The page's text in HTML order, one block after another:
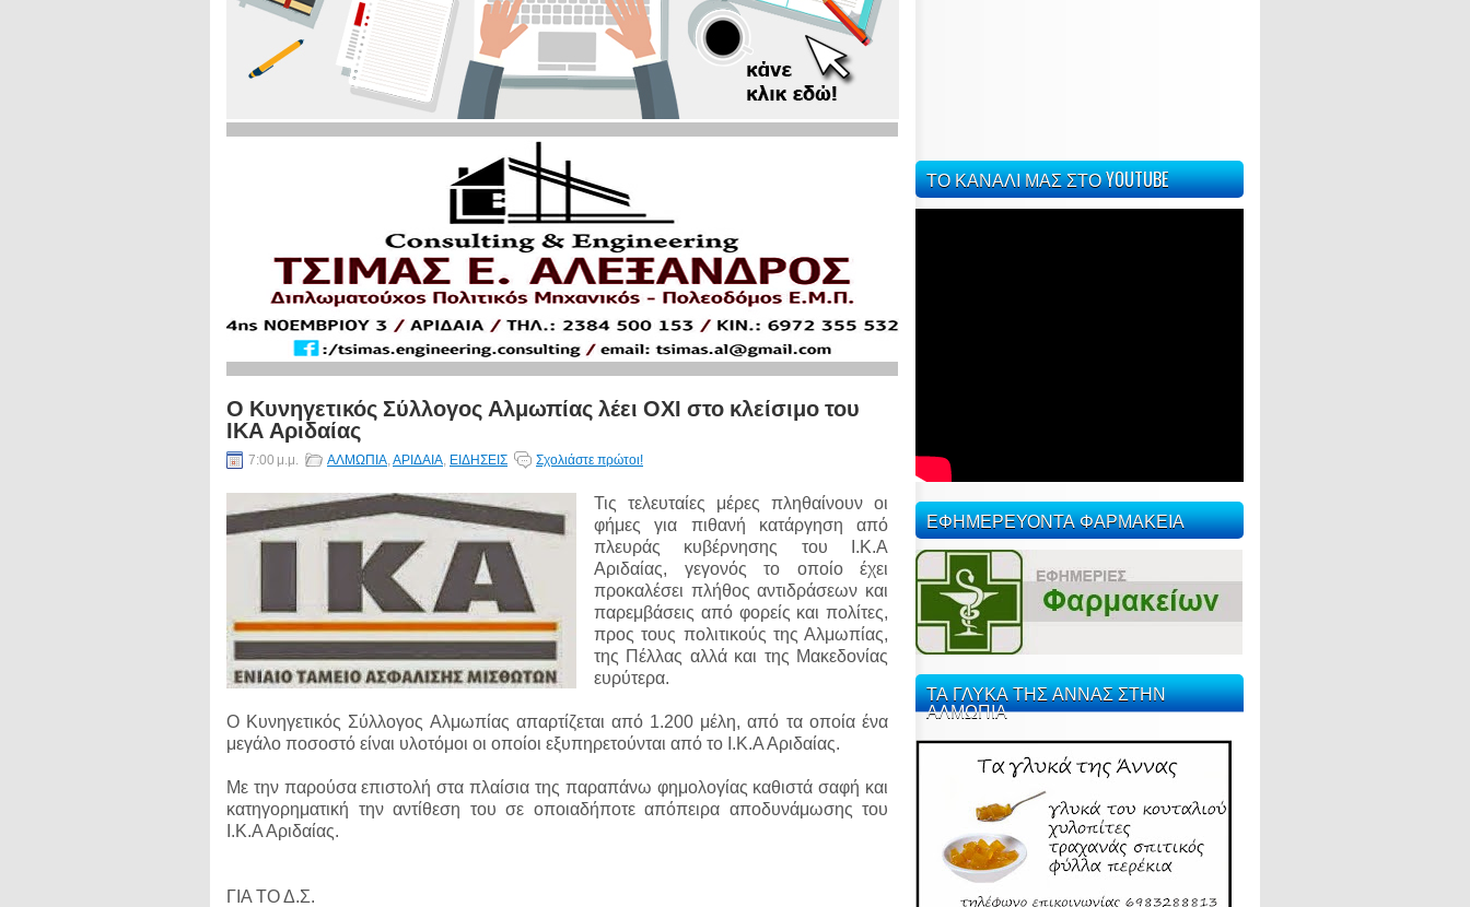
Ο Κυνηγετικός Σύλλογος Αλμωπίας λέει ΟΧΙ στο κλείσιμο του
ΙΚΑ Αριδαίας
7:00 μ.μ. ΑΛΜΩΠΙΑ,ΑΡΙΔΑΙΑ, ΕΙΔΗΣΕΙΣ Σχολιάστε πρώτοι!
Τις τελευταίες μέρες πληθαίνουν οι
φήμες για πιθανή κατάργηση από
πλευράς κυβέρνησης του Ι.Κ.Α
Αριδαίας, γεγονός το οποίο έχει
προκαλέσει πλήθος αντιδράσεων και
παρεμβάσεις από φορείς και πολίτες,
προς τους πολιτικούς της Αλμωπίας,
της Πέλλας αλλά και της Μακεδονίας
ευρύτερα.
Ο Κυνηγετικός Σύλλογος Αλμωπίας απαρτίζεται από 1.200 μέλη, από τα οποία ένα
μεγάλο ποσοστό είναι υλοτόμοι οι οποίοι εξυπηρετούνται από το Ι.Κ.Α Αριδαίας.
Με την παρούσα επιστολή στα πλαίσια της παραπάνω φημολογίας καθιστά σαφή και
κατηγορηματική την αντίθεση του σε οποιαδήποτε απόπειρα αποδυνάμωσης του
Ι.Κ.Α Αριδαίας.
ΓΙΑ ΤΟ Δ.Σ.
ΤΟ ΚΑΝΑΛΙ ΜΑΣ ΣΤΟ YOUTUBE
ΕΦΗΜΕΡΕΥΟΝΤΑ ΦΑΡΜΑΚΕΙΑ
ΤΑ ΓΛΥΚΑ ΤΗΣ ΑΝΝΑΣ ΣΤΗΝ
ΑΛΜΩΠΙΑ